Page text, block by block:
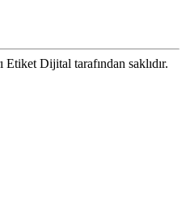
Dijital tarafından saklıdır.